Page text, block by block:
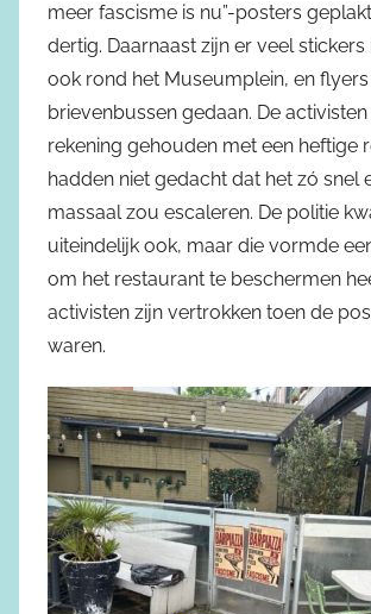
meer fascisme is nu”-posters
dertig. Daarnaast zijn er veel
ook rond het Museumplein, en flyers
brievenbussen gedaan. De
rekening gehouden met een heftige
hadden niet gedacht dat het zó snel
massaal zou escaleren. De politie
uiteindelijk ook, maar die vormde
om het restaurant te beschermen
activisten zijn vertrokken toen de
waren.